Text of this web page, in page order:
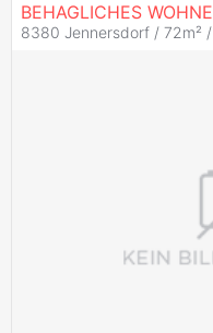
8380 Jennersdorf / 72m² /